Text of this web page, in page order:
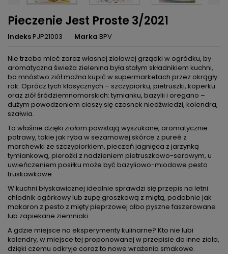
Pieczenie Jest Proste 3/2021
IndeksPJP21003 Marka BPV
Nie trzeba mieć zaraz własnej ziołowej grządki w ogródku, by
aromatyczna świeża zielenina była stałym składnikiem kuchni,
bo mnóstwo ziół można kupić w supermarketach przez okrągły
rok. Oprócz tych klasycznych – szczypiorku, pietruszki, koperku
oraz ziół śródziemnomorskich: tymianku, bazylii i oregano –
dużym powodzeniem cieszy się czosnek niedźwiedzi, kolendra,
szałwia.
To właśnie dzięki ziołom powstają wyszukane, aromatycznie
potrawy, takie jak ryba w sezamowej skórce z pureé z
marchewki ze szczypiorkiem, pieczeń jagnięca z jarzynką
tymiankową, pierożki z nadzieniem pietruszkowo-serowym, u
uwieńczeniem posiłku może być bazyliowo-miodowe pesto
truskawkowe.
W kuchni błyskawicznej idealnie sprawdzi się przepis na letni
chłodnik ogórkowy lub zupę groszkową z miętą, podobnie jak
makaron z pesto z mięty pieprzowej albo pyszne faszerowane
lub zapiekane ziemniaki.
A gdzie miejsce na eksperymenty kulinarne? Kto nie lubi
kolendry, w miejsce tej proponowanej w przepisie da inne zioła,
dzięki czemu odkryje coraz to nowe wrażenia smakowe.